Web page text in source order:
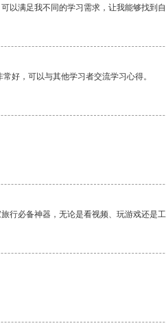
以满足我不同的学习需求，让我能够找到自
好，可以与其他学习者交流学习心得。
行必备神器，无论是看视频、玩游戏还是